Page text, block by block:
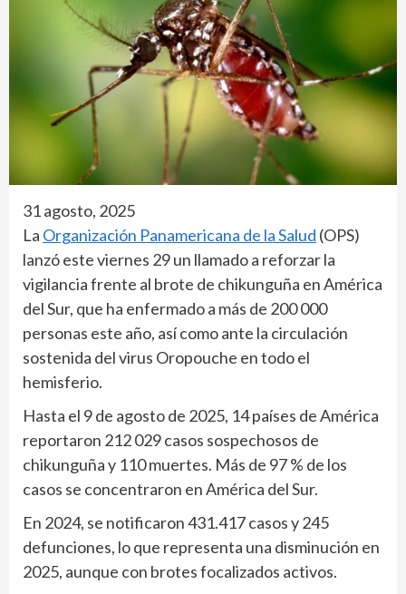
31 agosto, 2025
La Organización Panamericana de la Salud (OPS)
lanzó este viernes 29 un llamado a reforzar la
vigilancia frente al brote de chikunguña en América
del Sur, que ha enfermado a más de 200 000
personas este año, así como ante la circulación
sostenida del virus Oropouche en todo el
hemisferio.
Hasta el 9 de agosto de 2025, 14 países de América
reportaron 212 029 casos sospechosos de
chikunguña y 110 muertes. Más de 97 % de los
casos se concentraron en América del Sur.
En 2024, se notificaron 431.417 casos y 245
defunciones, lo que representa una disminución en
2025, aunque con brotes focalizados activos.